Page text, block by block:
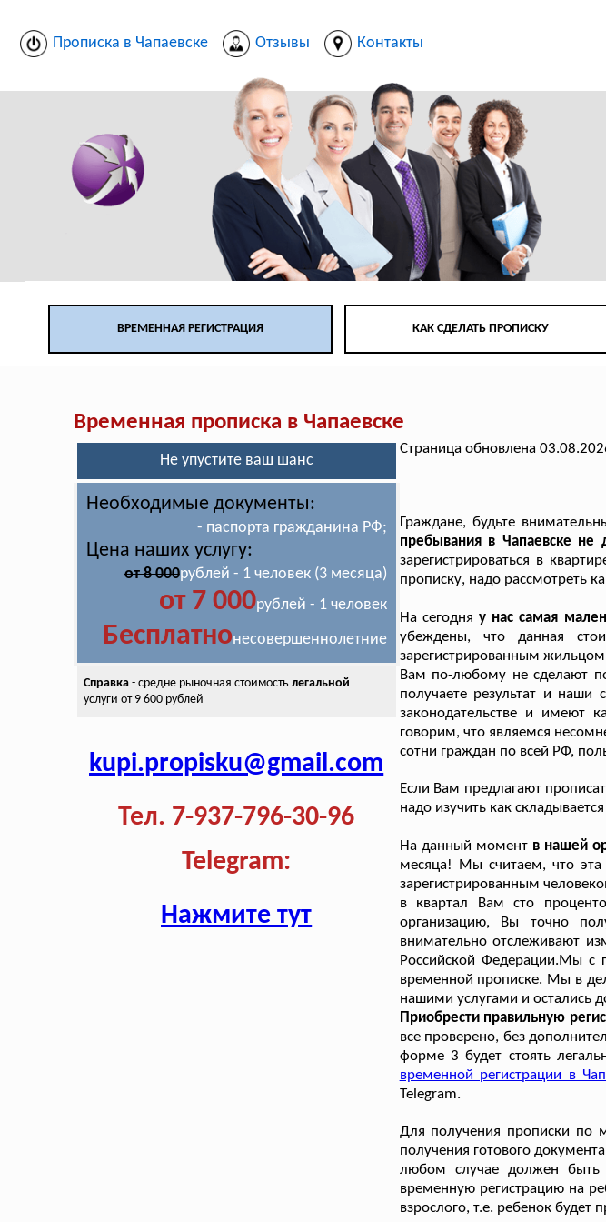
Прописка в Чапаевске Отзывы Контакты
ВРЕМЕННАЯ РЕГИСТРАЦИЯ КАК СДЕЛАТЬ ПРОПИСКУ
Временная прописка в Чапаевске
Не упустите ваш шанс
Необходимые документы:
- паспорта гражданина РФ;
Цена наших услугу:
от 8 000рублей - 1 человек (3 месяца)
от 7 000рублей - 1 человек
Бесплатнонесовершеннолетние
Справка- средне рыночная стоимость легальной
услуги от 9 600 рублей
kupi.propisku@gmail.com
Тел. 7-937-796-30-96
Telegram:
Нажмите тут
Страница обновлена
Граждане, будьте
пребывания в Чапаевске
зарегистрироваться в
прописку, надо рассмотреть
На сегодня у нас самая
убеждены, что данная
зарегистрированным жильцом
Вам по-любому не сделают
получаете результат и
законодательстве и имеют
говорим, что являемся
сотни граждан по всей РФ,
Если Вам предлагают
надо изучить как
На данный моментв нашей
месяца! Мы считаем, что эта
зарегистрированным
в квартал Вам сто
организацию, Вы точно
внимательно отслеживают
Российской Федерации.Мы с
временной прописке. Мы в
нашими услугами и остались
Приобрести правильную
все проверено, без
форме 3 будет стоять
временной регистрации в
Telegram.
Для получения прописки по
получения готового
любом случае должен быть
временную регистрацию на
взрослого, т.е. ребенок будет